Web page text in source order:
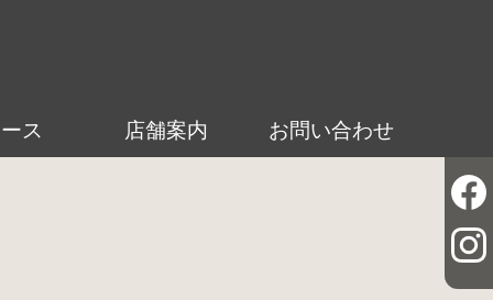
ス 店舗案内 お問い合わせ